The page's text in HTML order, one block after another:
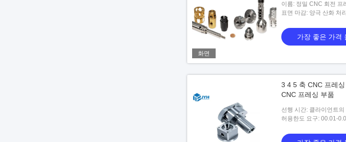
화면
이름: 정밀 CNC 회전 프
표면 마감: 양극 산화 처
가장 좋은 가격
3 4 5 축 CNC 프레
CNC 프레싱 부품
선행 시간: 클라이언트
일 근무
허용한도 요구: 00.01-